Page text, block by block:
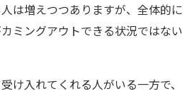
は増えつつありますが、全体的に
ミングアウトできる状況ではない
け入れてくれる人がいる一方で、